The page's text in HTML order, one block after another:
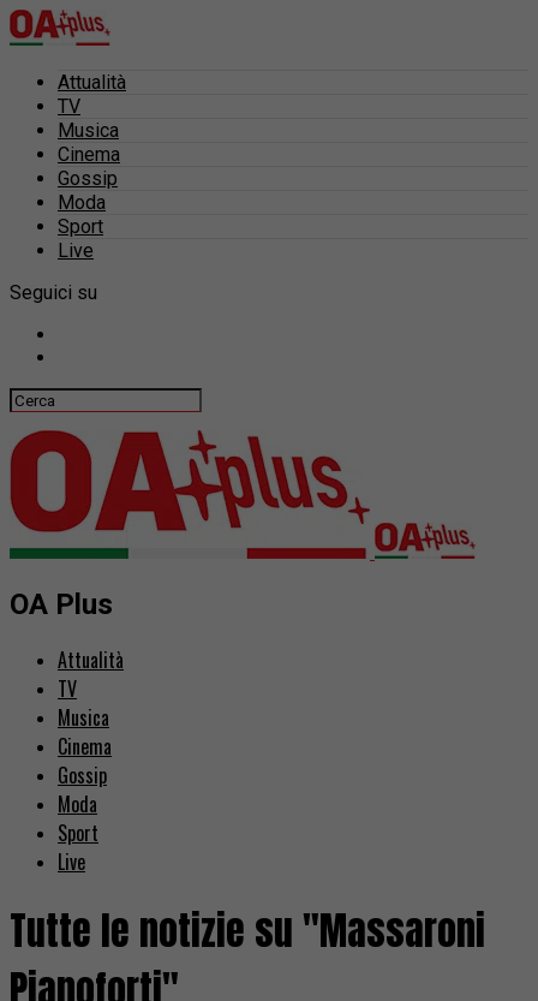
Attualità
TV
Musica
Cinema
Gossip
Moda
Sport
Live
Seguici su
OA Plus
Attualità
TV
Musica
Cinema
Gossip
Moda
Sport
Live
Tutte le notizie su "Massaroni